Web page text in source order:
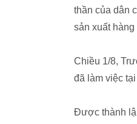
thần của dân
sản xuất
Chiều 1/8,
đã làm việc
Được thành